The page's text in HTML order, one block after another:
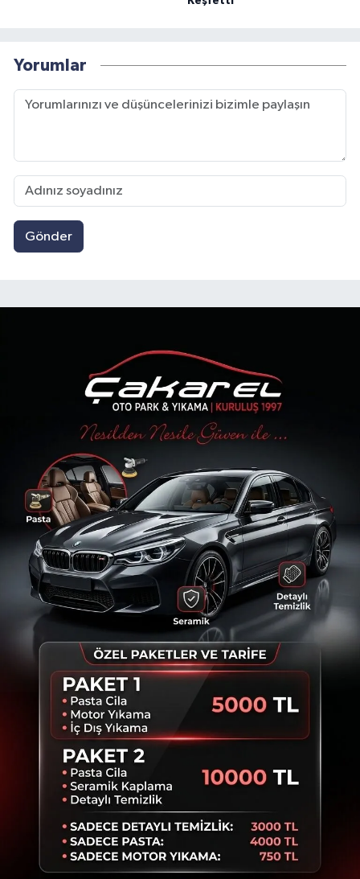
Yorumlar
Gönder